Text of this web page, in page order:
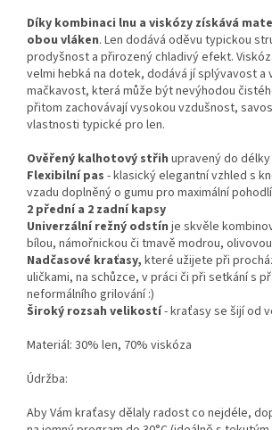
Díky kombinaci lnu a viskózy získává
obou vláken. Len dodává oděvu typickou
prodyšnost a přirozený chladivý efekt.
velmi hebká na dotek, dodává jí splývavost a
mačkavost, která může být nevýhodou
přitom zachovávají vysokou vzdušnost,
vlastnosti typické pro len.
Ověřený kalhotový střih upravený do
Flexibilní pas - klasický elegantní vzhled s
vzadu doplněný o gumu pro maximální pohodlí
2 přední a 2 zadní kapsy
Univerzální režný odstín je skvěle
bílou, námořnickou či tmavě modrou,
Nadčasové kraťasy, které užijete při
uličkami, na schůzce, v práci či při setkání s
neformálního grilování :)
Široký rozsah velikostí- kraťasy se šijí od
Materiál: 30% len, 70% viskóza
Údržba:
Aby Vám kraťasy dělaly radost co nejdéle,